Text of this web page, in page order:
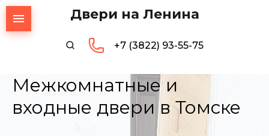
Двери на Ленина
+7 (3822) 93-55-75
Межкомнатные и
входные двери в Томске